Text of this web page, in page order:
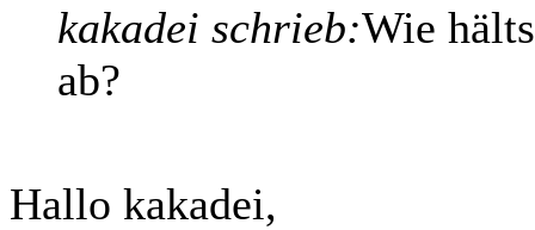
kakadei schrieb:Wie
ab?
Hallo kakadei,